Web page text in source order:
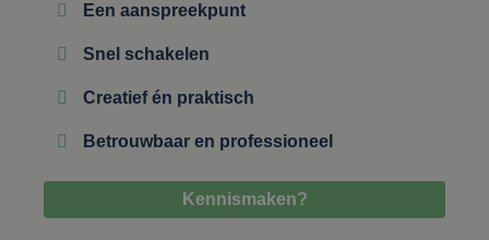
Een aanspreekpunt
Snel schakelen
Creatief én praktisch
Betrouwbaar en professioneel
Kennismaken?